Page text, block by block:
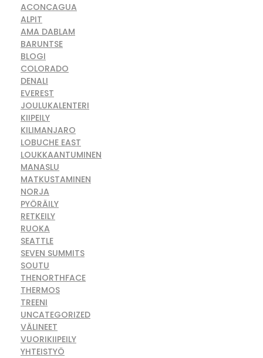
ACONCAGUA
ALPIT
AMA DABLAM
BARUNTSE
BLOGI
COLORADO
DENALI
EVEREST
JOULUKALENTERI
KIIPEILY
KILIMANJARO
LOBUCHE EAST
LOUKKAANTUMINEN
MANASLU
MATKUSTAMINEN
NORJA
PYÖRÄILY
RETKEILY
RUOKA
SEATTLE
SEVEN SUMMITS
SOUTU
THENORTHFACE
THERMOS
TREENI
UNCATEGORIZED
VÄLINEET
VUORIKIIPEILY
YHTEISTYÖ